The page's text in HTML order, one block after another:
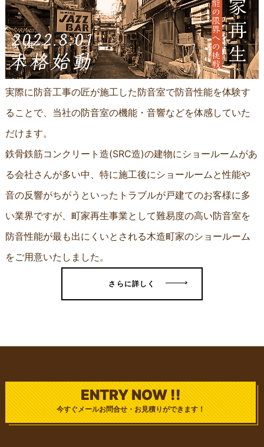
実際に防音工事の匠が施工した防音室で防音性能を体験す
ることで、当社の防音室の機能・音響などを体感していた
だけます。
鉄骨鉄筋コンクリート造(SRC造)の建物にショールームがあ
る会社さんが多い中、特に施工後にショールームと性能や
音の反響がちがうといったトラブルが戸建てのお客様に多
い業界ですが、町家再生事業として難易度の高い防音室を
防音性能が最も出にくいとされる木造町家のショールーム
をご用意いたしました。
さらに詳しく
ENTRY NOW !!
今すぐメールお問合せ・お見積りができます！